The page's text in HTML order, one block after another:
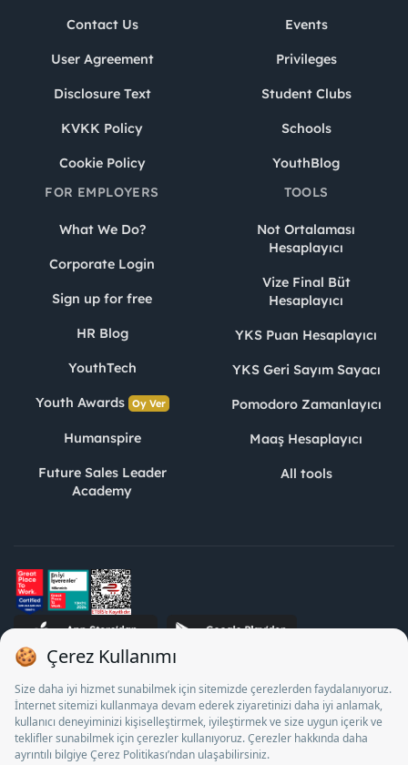
Contact Us
User Agreement
Disclosure Text
KVKK Policy
Cookie Policy
Events
Privileges
Student Clubs
Schools
YouthBlog
FOR EMPLOYERS
What We Do?
Corporate Login
Sign up for free
HR Blog
YouthTech
Youth Awards Oy Ver
Humanspire
Future Sales Leader
Academy
TOOLS
Not Ortalaması
Hesaplayıcı
Vize Final Büt
Hesaplayıcı
YKS Puan Hesaplayıcı
YKS Geri Sayım Sayacı
Pomodoro Zamanlayıcı
Maaş Hesaplayıcı
All tools
STJ Human Resources Informatics and Consultancy Inc. as a
Private Employment Agency to operate between 13/05/2025 -
12/05/2028, Turkey Employment Agency by 18/04/2025 date
and 18095710 numbered decision in accordance with the